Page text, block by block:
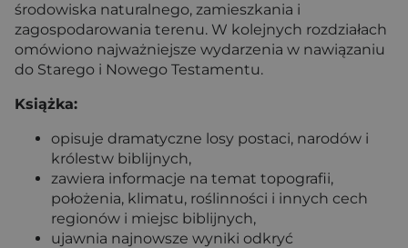
środowiska naturalnego, zamieszkania i
zagospodarowania terenu. W kolejnych rozdziałach
omówiono najważniejsze wydarzenia w nawiązaniu
do Starego i Nowego Testamentu.
Książka:
opisuje dramatyczne losy postaci, narodów i
królestw biblijnych,
zawiera informacje na temat topografii,
położenia, klimatu, roślinności i innych cech
regionów i miejsc biblijnych,
ujawnia najnowsze wyniki odkryć